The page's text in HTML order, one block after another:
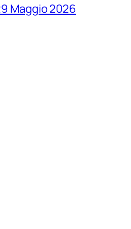
Maggio 2026